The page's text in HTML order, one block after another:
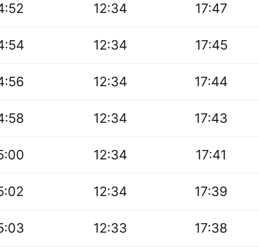
12:34 17:47
12:34 17:45
12:34 17:44
12:34 17:43
12:34 17:41
12:34 17:39
12:33 17:38